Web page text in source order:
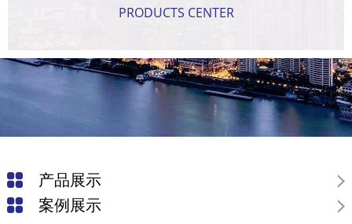
PRODUCTS CENTER
产品展示
案例展示